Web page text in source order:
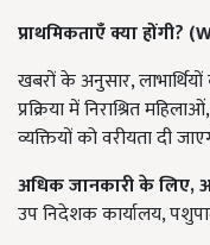
प्राथमिकताएँ क्या होंगी?
खबरों के अनुसार,
प्रक्रिया में निराश्रित
व्यक्तियों को वरीयता दी
अधिक जानकारी के लिए,
उप निदेशक कार्यालय,